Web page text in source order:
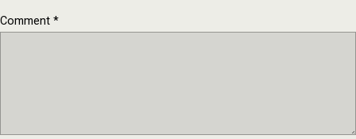
Comment*